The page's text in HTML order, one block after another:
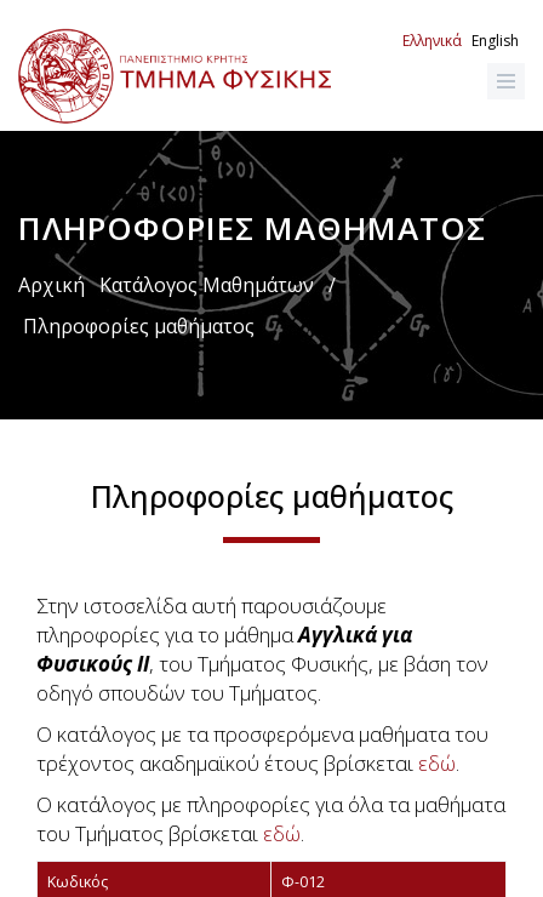
προς
το
κυρίως
περιεχόμενο
Ελληνικά English
ΠΛΗΡΟΦΟΡΊΕΣ ΜΑΘΉΜΑΤΟΣ
Breadcrumb
Αρχική Κατάλογος Μαθημάτων /
Πληροφορίες μαθήματος
Πληροφορίες μαθήματος
Στην ιστοσελίδα αυτή παρουσιάζουμε
πληροφορίες για το μάθημαΑγγλικά για
Φυσικούς II, του Τμήματος Φυσικής, με βάση τον
οδηγό σπουδών του Τμήματος.
Ο κατάλογος με τα προσφερόμενα μαθήματα του
τρέχοντος ακαδημαϊκού έτους βρίσκεται εδώ.
Ο κατάλογος με πληροφορίες για όλα τα μαθήματα
του Τμήματος βρίσκεται εδώ.
Κωδικός Φ-012